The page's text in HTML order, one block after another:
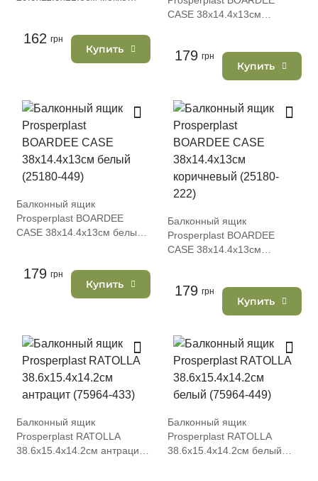
162 грн
Купить
CASE 38х14.4х13см
179 грн
Купить
Балконный ящик
Prosperplast BOARDEE
CASE 38х14.4х13см белый
179 грн
Купить
Балконный ящик
Prosperplast BOARDEE
CASE 38х14.4х13см
179 грн
Купить
Балконный ящик
Prosperplast RATOLLA
38.6х15.4х14.2см антрацит
Балконный ящик
Prosperplast RATOLLA
38.6х15.4х14.2см белый